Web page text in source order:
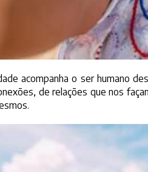
acompanha o ser humano
de relações que nos